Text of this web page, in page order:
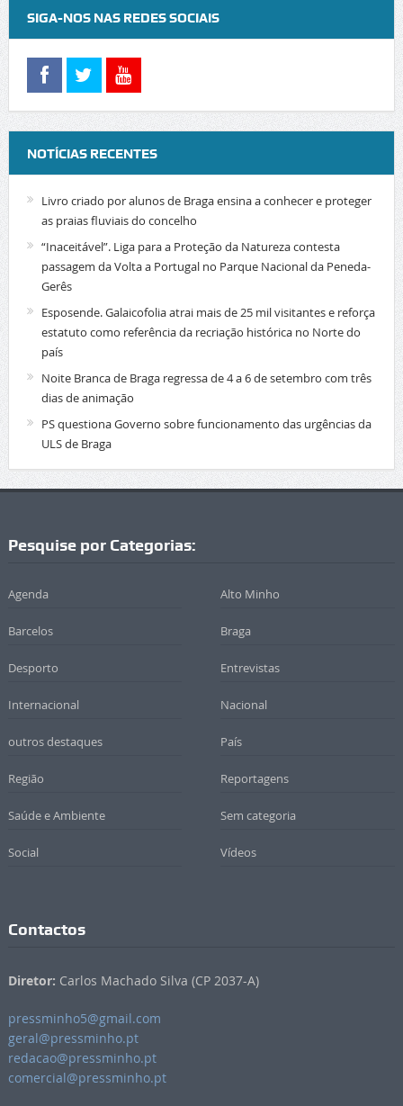
SIGA-NOS NAS REDES SOCIAIS
NOTÍCIAS RECENTES
Livro criado por alunos de Braga ensina a conhecer e proteger
as praias fluviais do concelho
“Inaceitável”. Liga para a Proteção da Natureza contesta
passagem da Volta a Portugal no Parque Nacional da Peneda-
Gerês
Esposende. Galaicofolia atrai mais de 25 mil visitantes e reforça
estatuto como referência da recriação histórica no Norte do
país
Noite Branca de Braga regressa de 4 a 6 de setembro com três
dias de animação
PS questiona Governo sobre funcionamento das urgências da
ULS de Braga
Pesquise por Categorias:
Agenda Alto Minho
Barcelos Braga
Desporto Entrevistas
Internacional Nacional
outros destaques País
Região Reportagens
Saúde e Ambiente Sem categoria
Social Vídeos
Contactos
Diretor: Carlos Machado Silva (CP 2037-A)
pressminho5@gmail.com
geral@pressminho.pt
redacao@pressminho.pt
comercial@pressminho.pt